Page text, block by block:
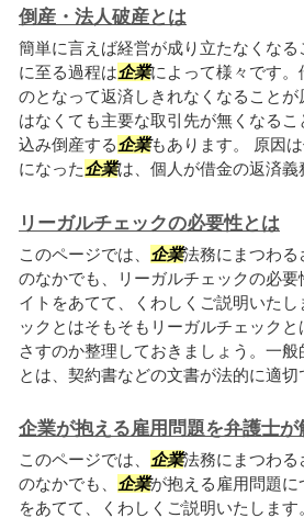
倒産・法人破産とは
簡単に言えば経営が成り立たなくな
に至る過程は企業によって様々です。
のとなって返済しきれなくなること
はなくても主要な取引先が無くなる
込み倒産する企業もあります。 原因
になった企業は、個人が借金の返済義
リーガルチェックの必要性とは
このページでは、 企業法務にまつわる
のなかでも、リーガルチェックの必要
イトをあてて、くわしくご説明いたし
ックとはそもそもリーガルチェック
さすのか整理しておきましょう。一
とは、契約書などの文書が法的に適切
企業が抱える雇用問題を弁護士が
このページでは、 企業法務にまつわる
のなかでも、 企業が抱える雇用問題に
をあてて、くわしくご説明いたします